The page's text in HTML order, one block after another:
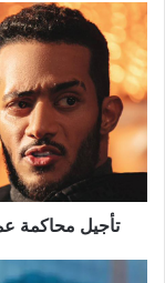
تأجيل
محاكمة
عمرو
أديب
بتهمة
سبّ
محمد
رمضان
وذمّه
تأجيل محاكمة